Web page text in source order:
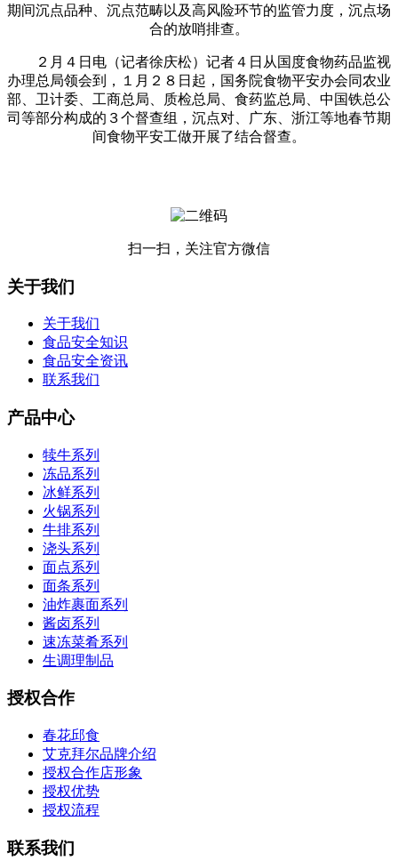
期间沉点品种、沉点范畴以及高风险环节的监管力度，沉点场
合的放哨排查。
２月４日电（记者徐庆松）记者４日从国度食物药品监视
办理总局领会到，１月２８日起，国务院食物平安办会同农业
部、卫计委、工商总局、质检总局、食药监总局、中国铁总公
司等部分构成的３个督查组，沉点对、广东、浙江等地春节期
间食物平安工做开展了结合督查。
扫一扫，关注官方微信
关于我们
关于我们
食品安全知识
食品安全资讯
联系我们
产品中心
犊牛系列
冻品系列
冰鲜系列
火锅系列
牛排系列
浇头系列
面点系列
面条系列
油炸裹面系列
酱卤系列
速冻菜肴系列
生调理制品
授权合作
春花邱食
艾克拜尔品牌介绍
授权合作店形象
授权优势
授权流程
联系我们